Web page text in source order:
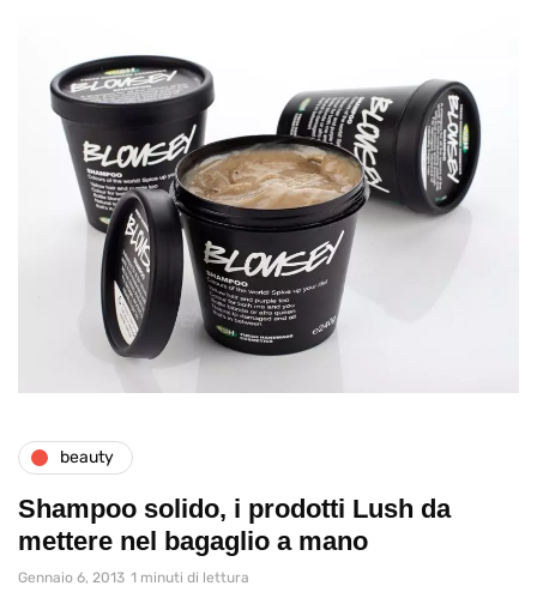
beauty
Shampoo solido, i prodotti Lush da
mettere nel bagaglio a mano
Gennaio 6, 2013 1 minuti di lettura